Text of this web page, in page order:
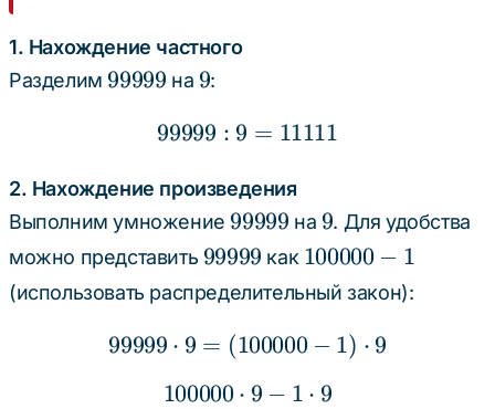
1. Нахождение частного
Разделим 99999
99999 на 9
9:
99999 : 9 = 11111
99999 : 9 = 11111
2. Нахождение произведения
Выполним умножение 99999
99999 на 9
9. Для удобства
можно представить 99999
99999 как 100000
- 1
100000 − 1
(использовать распределительный закон):
99999 \cdot 9 =
99999 ⋅ 9 = (100000 − 1) ⋅ 9
100000 \cdot 9 - 1
100000 ⋅ 9 − 1 ⋅ 9